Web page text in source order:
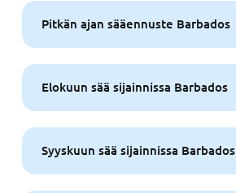
Pitkän ajan sääennuste Barbados
Elokuun sää sijainnissa Barbados
Syyskuun sää sijainnissa Barbados